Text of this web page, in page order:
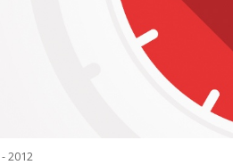
2012